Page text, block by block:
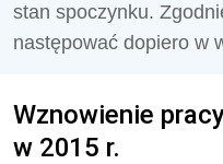
stan spoczynku.
następować dopiero w
Wznowienie
w 2015 r.